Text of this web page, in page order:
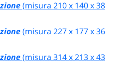
(misura 210 x 140 x 38
(misura 227 x 177 x 36
(misura 314 x 213 x 43